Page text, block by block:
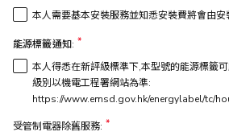
本人需要基本安裝服務並知悉安裝費將會由安
能源標籤通知:
本人得悉在新評級標準下,本型號的能源標籤
級別以機電工程署網站為準:
https://www.emsd.gov.hk/energylabel/tc/
受管制電器除舊服務: